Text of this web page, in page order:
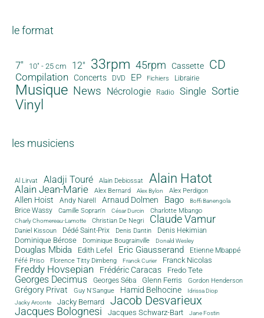
le format
7" 10" - 25 cm 12" 33rpm 45rpm Cassette CD
Compilation Concerts DVD EP Fichiers Librairie
Musique News Nécrologie Radio Single Sortie
Vinyl
les musiciens
Al Lirvat Aladji Touré Alain Debiossat Alain Hatot
Alain Jean-Marie Alex Bernard Alex Bylon Alex Perdigon
Allen Hoist Andy Narell Arnaud Dolmen Bago Boffi Banengola
Brice Wassy Camille Sopran'n César Durcin Charlotte Mbango
Charly Chomereau-Lamotte Christian De Negri Claude Vamur
Daniel Kissoun Dédé Saint-Prix Denis Dantin Denis Hekimian
Dominique Bérose Dominique Bougrainville Donald Wesley
Douglas Mbida Edith Lefel Eric Giausserand Etienne Mbappé
Féfé Priso Florence Titty Dimbeng Franck Curier Franck Nicolas
Freddy Hovsepian Frédéric Caracas Fredo Tete
Georges Decimus Georges Séba Glenn Ferris Gordon Henderson
Grégory Privat Guy N'Sangue Hamid Belhocine
Idrissa Diop
Jacky Arconte
Jacky Bernard Jacob Desvarieux
Jacques Bolognesi Jacques Schwarz-Bart Jane Fostin